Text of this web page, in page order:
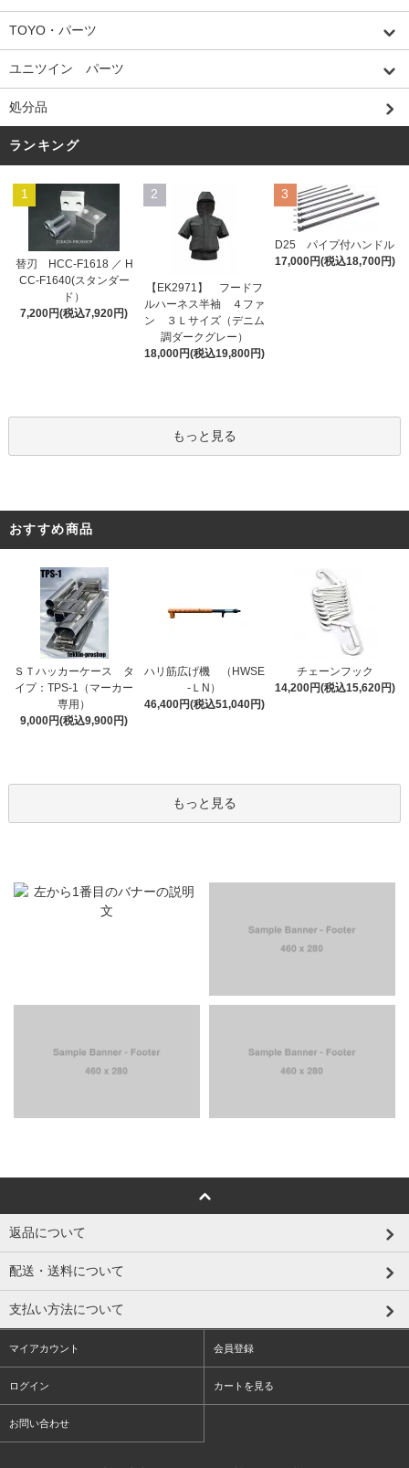
TOYO・パーツ
ユニツイン パーツ
処分品
ランキング
1
替刃 HCC-F1618 ／ H
CC-F1640(スタンダー
ド）
7,200円(税込7,920円)
2
【EK2971】 フードフ
ルハーネス半袖 ４ファ
ン ３Ｌサイズ（デニム
調ダークグレー）
18,000円(税込19,800円)
3
D25 パイプ付ハンドル
17,000円(税込18,700円)
もっと見る
おすすめ商品
ＳＴハッカーケース タ
イプ：TPS-1（マーカー
専用）
9,000円(税込9,900円)
ハリ筋広げ機 （HWSE
-ＬN）
46,400円(税込51,040円)
チェーンフック
14,200円(税込15,620円)
もっと見る
返品について
配送・送料について
支払い方法について
マイアカウント 会員登録
ログイン カートを見る
お問い合わせ